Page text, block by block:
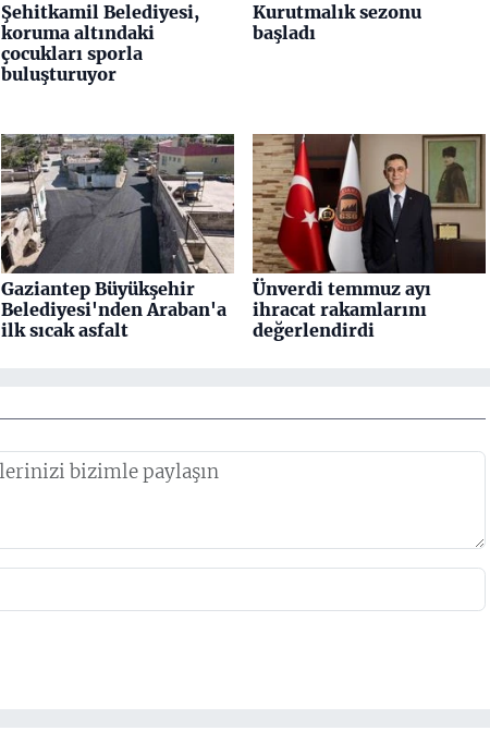
Şehitkamil Belediyesi,
koruma altındaki
çocukları sporla
buluşturuyor
Kurutmalık sezonu
başladı
Gaziantep Büyükşehir
Belediyesi'nden Araban'a
ilk sıcak asfalt
Ünverdi temmuz ayı
ihracat rakamlarını
değerlendirdi